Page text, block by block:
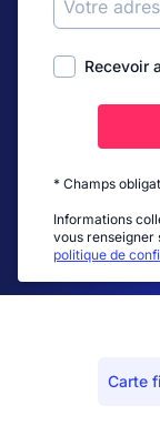
Recevoir
* Champs
Informations
vous renseigner
politique de
Carte